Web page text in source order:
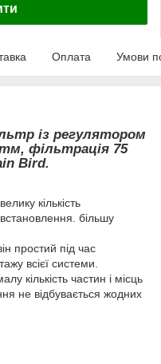
Оплата Умови
із регулятором
фільтрація 75
Bird.
кількість
більшу
простий під час
всієї системи.
кількість частин і місць
не відбувається жодних